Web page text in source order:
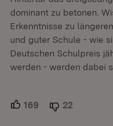
dominant zu betonen.
Erkenntnisse zu
und guter Schule - wie
Deutschen Schulpreis
werden - werden dabei
169 Unterstützer.
22